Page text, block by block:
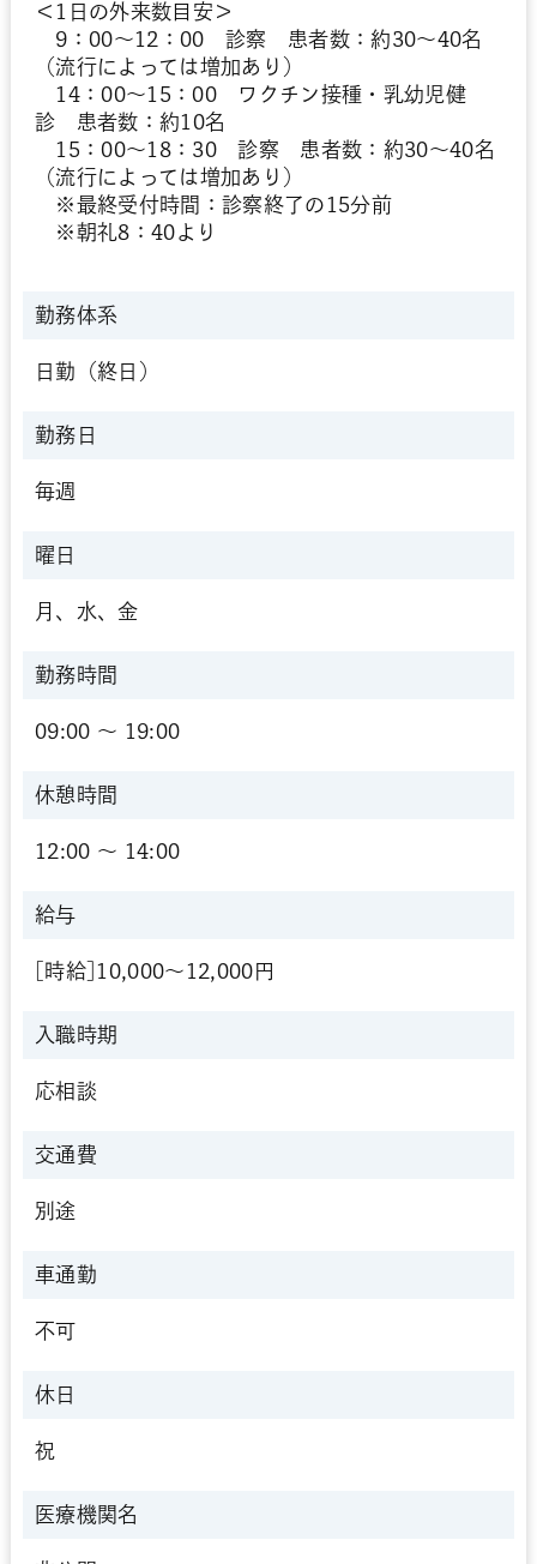
＜1日の外来数目安＞
9：00～12：00 診察 患者数：約30～40名
（流行によっては増加あり）
14：00～15：00 ワクチン接種・乳幼児健
診 患者数：約10名
15：00～18：30 診察 患者数：約30～40名
（流行によっては増加あり）
※最終受付時間：診察終了の15分前
※朝礼8：40より
勤務体系
日勤（終日）
勤務日
毎週
曜日
月、水、金
勤務時間
09:00 〜 19:00
休憩時間
12:00 〜 14:00
給与
[時給]10,000～12,000円
入職時期
応相談
交通費
別途
車通勤
不可
休日
祝
医療機関名